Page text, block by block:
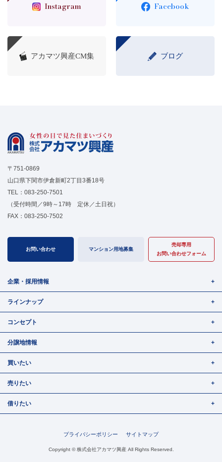
Instagram Facebook
アカマツ興産CM集 ブログ
〒751-0869
山口県下関市伊倉新町2丁目3番18号
TEL： 083-250-7501
（受付時間／9時～17時 定休／土日祝）
FAX：083-250-7502
お問い合わせ マンション用地募集
売却専用
お問い合わせフォーム
企業・採用情報
ラインナップ
コンセプト
分譲地情報
買いたい
売りたい
借りたい
プライバシーポリシー サイトマップ
Copyright © 株式会社アカマツ興産 All Rights Reserved.